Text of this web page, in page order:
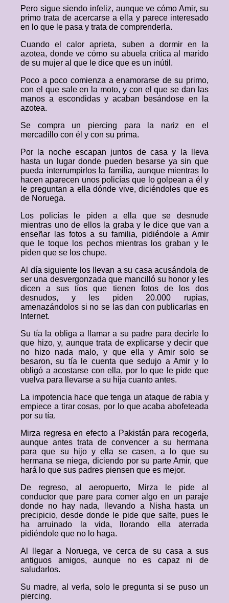
Pero sigue siendo infeliz, aunque ve cómo Amir, su
primo trata de acercarse a ella y parece interesado
en lo que le pasa y trata de comprenderla.
Cuando el calor aprieta, suben a dormir en la
azotea, donde ve cómo su abuela critica al marido
de su mujer al que le dice que es un inútil.
Poco a poco comienza a enamorarse de su primo,
con el que sale en la moto, y con el que se dan las
manos a escondidas y acaban besándose en la
azotea.
Se compra un piercing para la nariz en el
mercadillo con él y con su prima.
Por la noche escapan juntos de casa y la lleva
hasta un lugar donde pueden besarse ya sin que
pueda interrumpirlos la familia, aunque mientras lo
hacen aparecen unos policías que lo golpean a él y
le preguntan a ella dónde vive, diciéndoles que es
de Noruega.
Los policías le piden a ella que se desnude
mientras uno de ellos la graba y le dice que van a
enseñar las fotos a su familia, pidiéndole a Amir
que le toque los pechos mientras los graban y le
piden que se los chupe.
Al día siguiente los llevan a su casa acusándola de
ser una desvergonzada que mancilló su honor y les
dicen a sus tíos que tienen fotos de los dos
desnudos, y les piden 20.000 rupias,
amenazándolos si no se las dan con publicarlas en
Internet.
Su tía la obliga a llamar a su padre para decirle lo
que hizo, y, aunque trata de explicarse y decir que
no hizo nada malo, y que ella y Amir solo se
besaron, su tía le cuenta que sedujo a Amir y lo
obligó a acostarse con ella, por lo que le pide que
vuelva para llevarse a su hija cuanto antes.
La impotencia hace que tenga un ataque de rabia y
empiece a tirar cosas, por lo que acaba abofeteada
por su tía.
Mirza regresa en efecto a Pakistán para recogerla,
aunque antes trata de convencer a su hermana
para que su hijo y ella se casen, a lo que su
hermana se niega, diciendo por su parte Amir, que
hará lo que sus padres piensen que es mejor.
De regreso, al aeropuerto, Mirza le pide al
conductor que pare para comer algo en un paraje
donde no hay nada, llevando a Nisha hasta un
precipicio, desde donde le pide que salte, pues le
ha arruinado la vida, llorando ella aterrada
pidiéndole que no lo haga.
Al llegar a Noruega, ve cerca de su casa a sus
antiguos amigos, aunque no es capaz ni de
saludarlos.
Su madre, al verla, solo le pregunta si se puso un
piercing.